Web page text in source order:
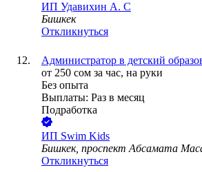
ИП Удавихин А. С
Бишкек
Откликнуться
Администратор в детский
от 250 сом за час, на руки
Без опыта
Выплаты: Раз в месяц
Подработка
ИП Swim Kids
Бишкек, проспект Абсамата
Откликнуться